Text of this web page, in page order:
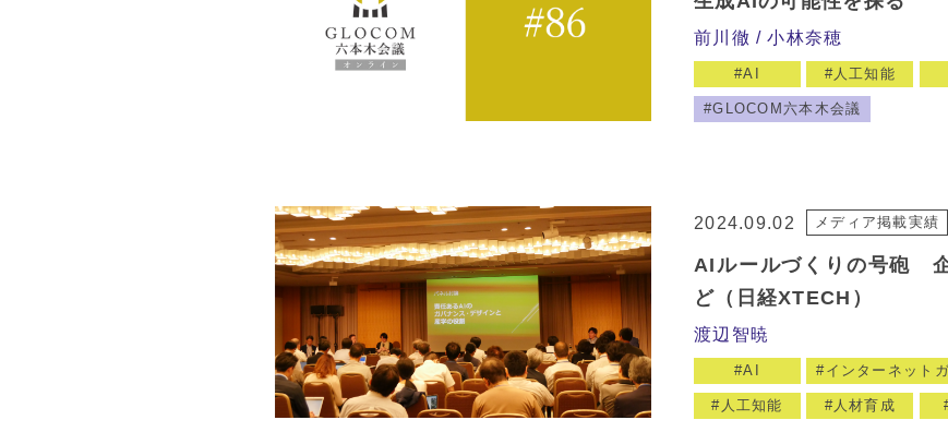
前川徹 小林奈穂
AI 人工知能
GLOCOM六本木会議
2024.09.02 メディア掲載実績
AIルールづくりの号砲
ど（日経XTECH）
渡辺智暁
AI インターネット
人工知能 人材育成